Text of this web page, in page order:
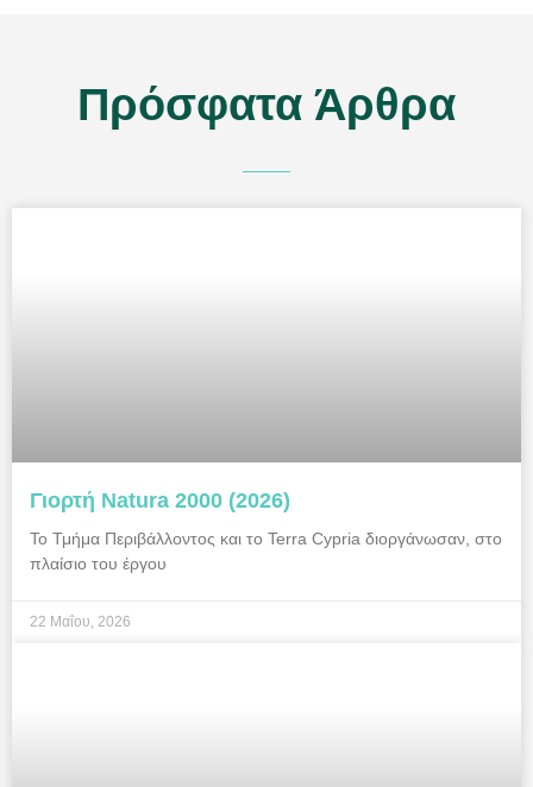
Πρόσφατα Άρθρα
Γιορτή Natura 2000 (2026)
Το Τμήμα Περιβάλλοντος και το Terra Cypria διοργάνωσαν, στο
πλαίσιο του έργου
22 Μαΐου, 2026